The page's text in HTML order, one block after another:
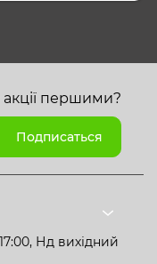
акції першими?
Нд вихідний